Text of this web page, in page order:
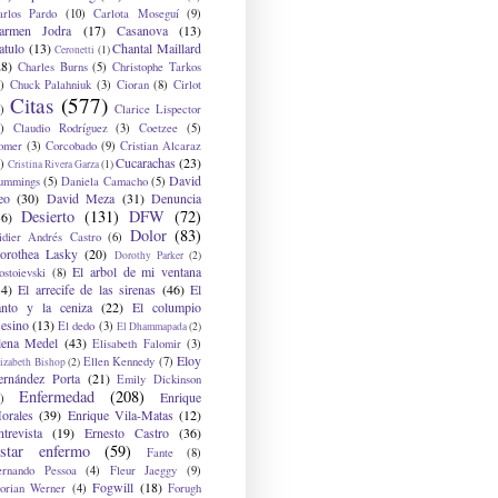
Pardo (10) Carlota Moseguí (9)
Jodra (17) Casanova
(13)
(13) Ceronetti (1) Chantal Maillard
Charles Burns (5) Christophe Tarkos
Chuck Palahniuk (3) Cioran (8) Cirlot
Citas (577) Clarice Lispector
Claudio Rodríguez (3) Coetzee (5)
(3) Corcobado (9) Cristian Alcaraz
Cristina Rivera Garza(1)Cucarachas (23)
(5) Daniela Camacho (5) David
(30) David Meza (31) Denuncia
Desierto (131) DFW (72)
Andrés Castro (6) Dolor (83)
Lasky (20) Dorothy Parker (2)
(8) El arbol de mi ventana
El arrecife de las sirenas (46) El
y la ceniza (22) El columpio
(13) El dedo (3) El Dhammapada(2)
Medel (43) Elisabeth Falomir (3)
Bishop(2) Ellen Kennedy (7) Eloy
Porta (21) Emily Dickinson
Enfermedad (208)
Enrique
(39) Enrique Vila-Matas (12)
(19) Ernesto Castro (36)
enfermo (59) Fante
(8)
Pessoa
(4) Fleur Jaeggy
(9)
Werner (4) Fogwill (18) Forugh